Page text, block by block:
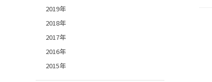
2019年
2018年
2017年
2016年
2015年